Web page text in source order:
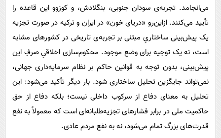
می‌انجامد. تجربه‌ی سودان جنوبی، بنگلادش، و کوزوو این قاعده را
تأیید می‌کنند. ازاین‌رو «دریای خون» در ایران و ترکیه در صورت تجزیه
یک پیش‌بینی ساختاریِ مبتنی بر تجربه‌ی تاریخی در کشورهای مشابه
است، نه یک توجیه برای وضع موجود. محکوم‌سازی اخلاقیِ صرفِ این
پیش‌بینی، بدون توجه به قوانین حاکم بر نظام سرمایه‌داری جهانی،
نمی‌تواند جایگزین تحلیل ساختاری شود. بار دیگر تأکید می‌شود: این
تحلیل به معنای دفاع از سرکوب داخلی نیست؛ بلکه دفاع از حق
حاکمیت ملی در برابر فشارهای تجزیه‌طلبانه‌ای است که معمولاً به نفع
قدرت‌های بزرگ تمام می‌شود، نه به نفع مردم عادی.